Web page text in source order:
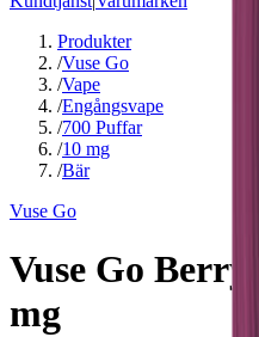
Produkter
/Vuse Go
/Vape
/Engångsvape
/700 Puffar
/10 mg
/Bär
Vuse Go
Vuse Go Berry
mg